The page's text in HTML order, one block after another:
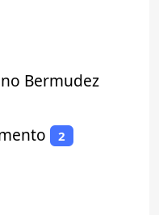
Bermudez
2